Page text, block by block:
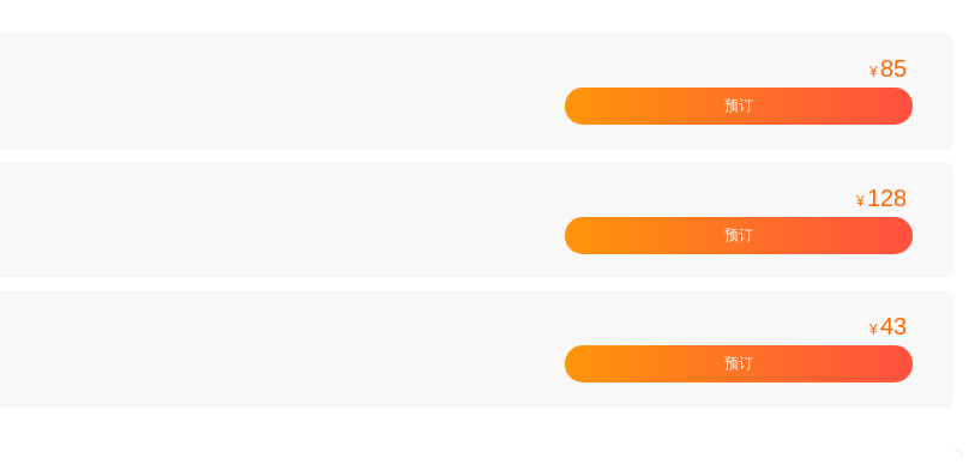
¥ 85
预订
¥ 128
预订
¥43
预订